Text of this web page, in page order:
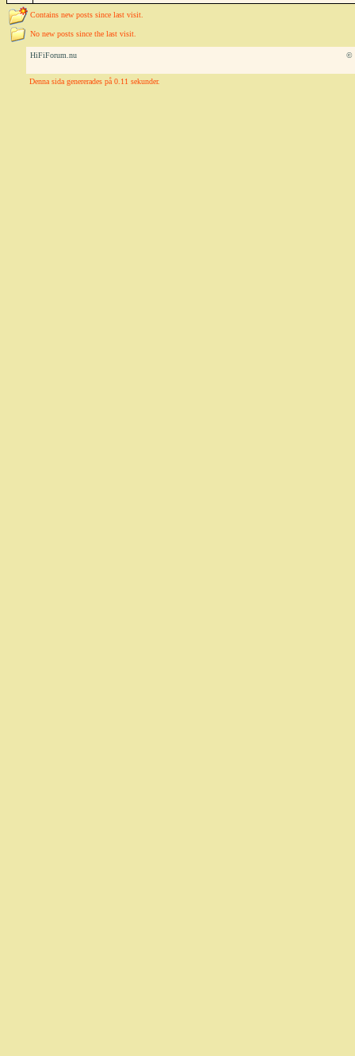
Contains new posts since last visit.
No new posts since the last visit.
HiFiForum.nu ©
Denna sida genererades på 0.11 sekunder.